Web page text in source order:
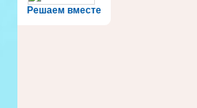
Решаем вместе